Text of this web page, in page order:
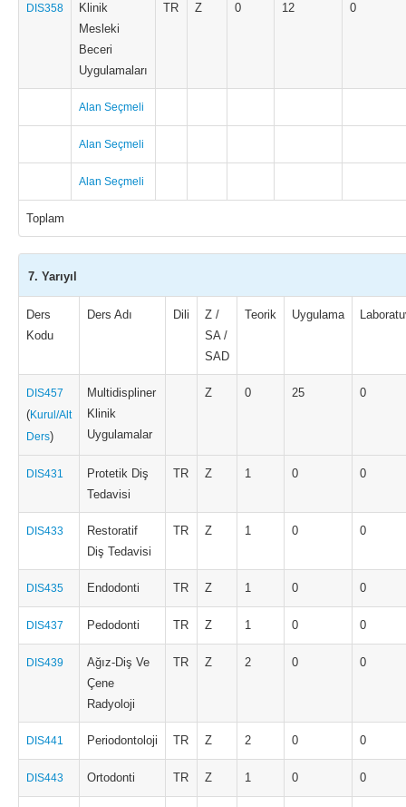
DIS358
Klinik
Mesleki
Beceri
Uygulamaları
TR Z 0 12 0
Alan Seçmeli
Alan Seçmeli
Alan Seçmeli
Toplam
7. Yarıyıl
Ders
Kodu
Ders Adı Dili
Z /
SA /
SAD
Teorik Uygulama
DIS457
(Kurul/Alt
Ders)
Multidispliner
Klinik
Uygulamalar
Z 0 25 0
DIS431
Protetik Diş
Tedavisi
TR Z 1 0 0
DIS433
Restoratif
Diş Tedavisi
TR Z 1 0 0
DIS435 Endodonti TR Z 1 0 0
DIS437 Pedodonti TR Z 1 0 0
DIS439
Ağız-Diş Ve
Çene
Radyoloji
TR Z 2 0 0
DIS441 Periodontoloji TR Z 2 0 0
DIS443 Ortodonti TR Z 1 0 0